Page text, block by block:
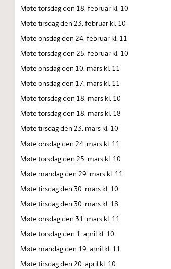
Møte torsdag den 18. februar kl. 10
Møte tirsdag den 23. februar kl. 10
Møte onsdag den 24. februar kl. 11
Møte torsdag den 25. februar kl. 10
Møte onsdag den 10. mars kl. 11
Møte onsdag den 17. mars kl. 11
Møte torsdag den 18. mars kl. 10
Møte torsdag den 18. mars kl. 18
Møte tirsdag den 23. mars kl. 10
Møte onsdag den 24. mars kl. 11
Møte torsdag den 25. mars kl. 10
Møte mandag den 29. mars kl. 11
Møte tirsdag den 30. mars kl. 10
Møte tirsdag den 30. mars kl. 18
Møte onsdag den 31. mars kl. 11
Møte torsdag den 1. april kl. 10
Møte mandag den 19. april kl. 11
Møte tirsdag den 20. april kl. 10